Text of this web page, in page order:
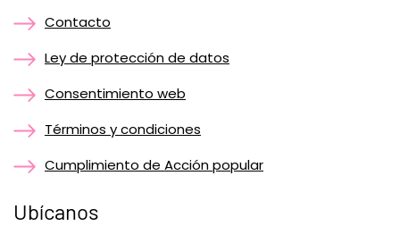
Contacto
Ley de protección de datos
Consentimiento web
Términos y condiciones
Cumplimiento de Acción popular
Ubícanos